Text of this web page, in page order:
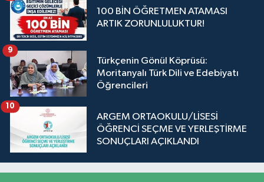
100 BİN ÖĞRETMEN ATAMASI
ARTIK ZORUNLULUKTUR!
Türkçenin Gönül Köprüsü:
Moritanyalı Türk Dili ve Edebiyatı
Öğrencileri
9
ARGEM ORTAOKULU/LİSESİ
ÖĞRENCİ SEÇME VE YERLEŞTİRME
SONUÇLARI AÇIKLANDI
10